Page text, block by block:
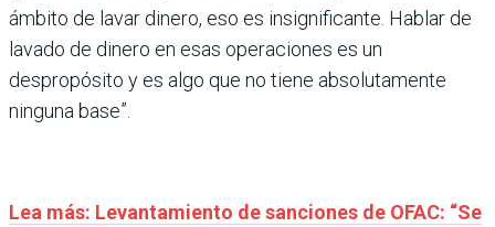
ámbito de lavar dinero, eso es insignificante. Hablar de
lavado de dinero en esas operaciones es un
despropósito y es algo que no tiene absolutamente
ninguna base”.
Lea más: Levantamiento de sanciones de OFAC: “Se